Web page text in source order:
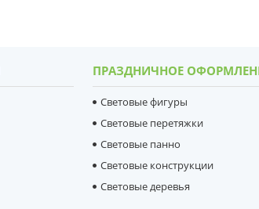
ПРАЗДНИЧНОЕ
Световые фигуры
Световые перетяжки
Световые панно
Световые конструкции
Световые деревья